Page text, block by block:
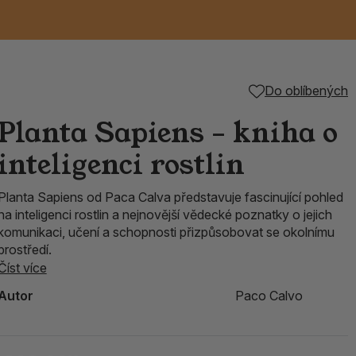
Orientální kovové
lucerny
Do oblíbených
Sapiens – kniha o
rostlin
Sapiens od Paca Calva představuje fascinující pohled
inteligenci rostlin a nejnovější vědecké poznatky o jejich
učení a schopnosti přizpůsobovat se okolnímu
více
Paco Calvo